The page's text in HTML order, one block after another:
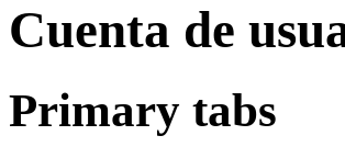
Cuenta de
Primary tabs